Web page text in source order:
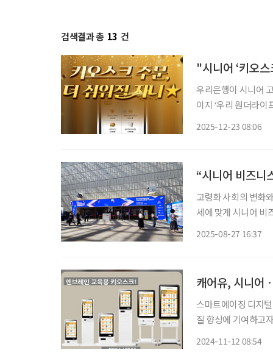
검색결과 총 13 건
"시니어 ‘키오
우리은행이 시니어
이지 ‘우리 원더라이
2025-12-23 08:06
고령화 사회의 변화
세에 맞게 시니어 비
2025-08-27 16:37
캐어유, 시니어
스마트에이징 디지
질 향상에 기여하고
2024-11-12 08:54